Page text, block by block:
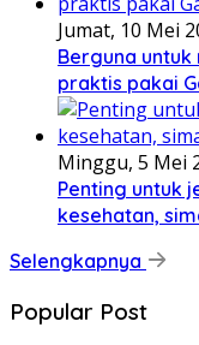
Jumat, 10 Mei
Berguna
praktis pakai
Minggu, 5 Mei
Penting untuk
kesehatan,
Selengkapnya
Popular Post